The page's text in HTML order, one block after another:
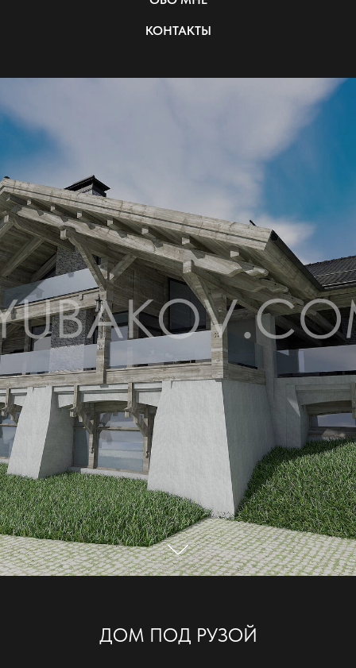
КОНТАКТЫ
ДОМ ПОД РУЗОЙ